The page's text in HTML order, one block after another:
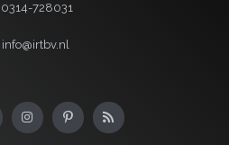
0314-728031
info@irtbv.nl